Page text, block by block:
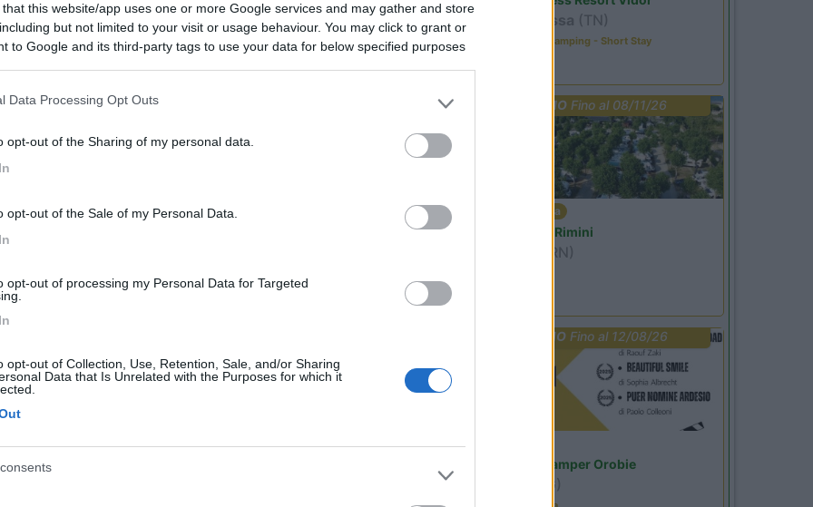
that this website/app uses one or more Google services and may gather and store
but not limited to your visit or usage behaviour. You may click to grant or
to Google and its third-party tags to use your data for below specified purposes
Data Processing Opt Outs
opt-out of the Sharing of my personal data.
opt-out of the Sale of my Personal Data.
opt-out of processing my Personal Data for Targeted
opt-out of Collection, Use, Retention, Sale, and/or Sharing
Data that Is Unrelated with the Purposes for which it
vendita Camper 2F, via Cittiglio 12/a, tel. 03...
Mombello (VA) - 4km
Posizione
sterrato adiacente al centro
Mombello (VA) - 4.5km
3,6
Posizione
Pozza di Fassa (TN)
Happy & Active Camping - Short Stay
PROMO Fino al 08/11/26
Emilia Romagna
Camper Park Rimini
(RN)
PROMO Fino al 12/08/26
Area Sosta Camper Orobie
(BG)